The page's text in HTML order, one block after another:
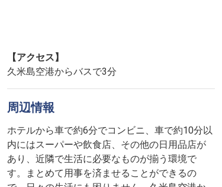
【アクセス】
久米島空港からバスで3分
周辺情報
ホテルから車で約6分でコンビニ、車で約10分以
内にはスーパーや飲食店、その他の日用品店が
あり、近隣で生活に必要なものが揃う環境で
す。まとめて用事を済ませることができるの